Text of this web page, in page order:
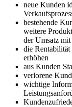
neue Kunden
bestehende
weitere
der Umsatz
die
erhöhen
aus Kunden
verlorene
wichtige